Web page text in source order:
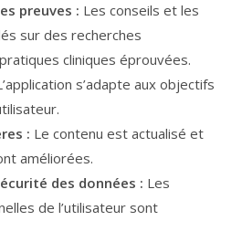
preuves : Les conseils et les
sur des recherches
cliniques éprouvées.
s’adapte aux objectifs
: Le contenu est actualisé et
améliorées.
des données : Les
de l’utilisateur sont